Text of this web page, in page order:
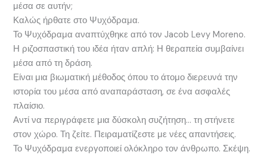
μέσα σε αυτήν;
Καλώς ήρθατε στο Ψυχόδραμα.
Το Ψυχόδραμα αναπτύχθηκε από τον Jacob Levy Moreno.
Η ριζοσπαστική του ιδέα ήταν απλή: Η θεραπεία συμβαίνει
μέσα από τη δράση.
Είναι μια βιωματική μέθοδος όπου το άτομο διερευνά την
ιστορία του μέσα από αναπαράσταση, σε ένα ασφαλές
πλαίσιο.
Αντί να περιγράφετε μια δύσκολη συζήτηση… τη στήνετε
στον χώρο. Τη ζείτε. Πειραματίζεστε με νέες απαντήσεις.
Το Ψυχόδραμα ενεργοποιεί ολόκληρο τον άνθρωπο. Σκέψη.